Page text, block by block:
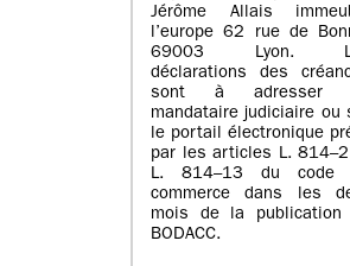
Jérôme Allais
l’europe 62 rue de
69003 Lyon.
déclarations des
sont à adresser
mandataire judiciaire ou
le portail électronique
par les articles L.
L. 814–13 du code
commerce dans les
mois de la publication
BODACC.